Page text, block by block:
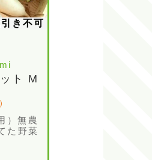
き不可
ト M
）無農
た野菜